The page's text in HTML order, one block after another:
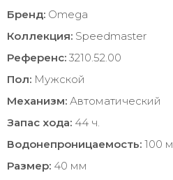
Бренд: Omega
Коллекция: Speedmaster
Референс: 3210.52.00
Пол: Мужской
Механизм: Автоматический
Запас хода: 44 ч.
Водонепроницаемость: 100 м
Размер: 40 мм